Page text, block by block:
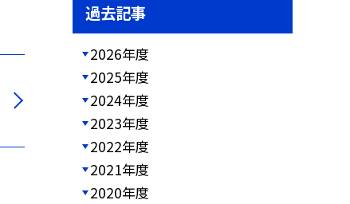
過去記事
2026年度
2025年度
2024年度
2023年度
2022年度
2021年度
2020年度